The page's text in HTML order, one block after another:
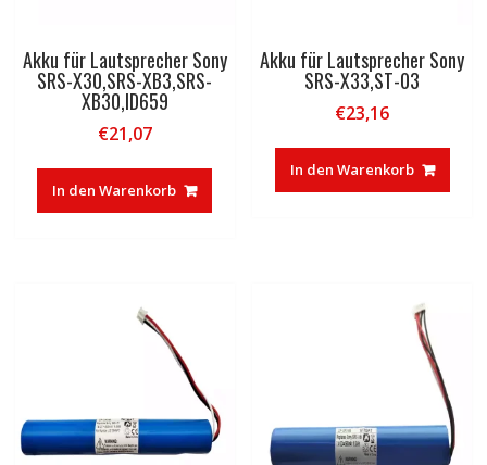
Akku für Lautsprecher Sony
SRS-X30,SRS-XB3,SRS-
XB30,ID659
€21,07
In den Warenkorb
Akku für Lautsprecher Sony
SRS-X33,ST-03
€23,16
In den Warenkorb